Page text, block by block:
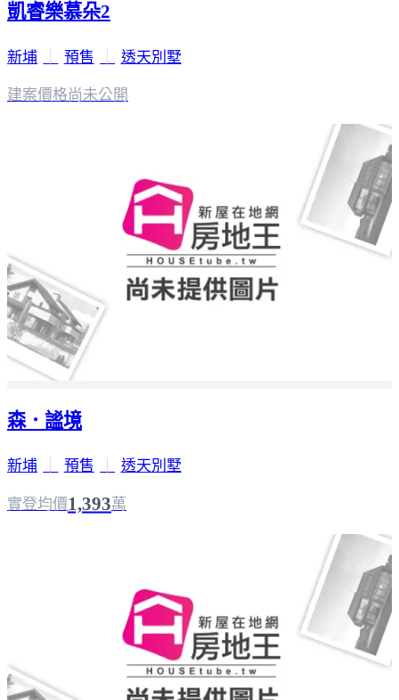
凱睿樂慕朵2
新埔 預售 透天別墅
建案價格尚未公開
森．謐境
新埔 預售 透天別墅
實登均價1,393萬